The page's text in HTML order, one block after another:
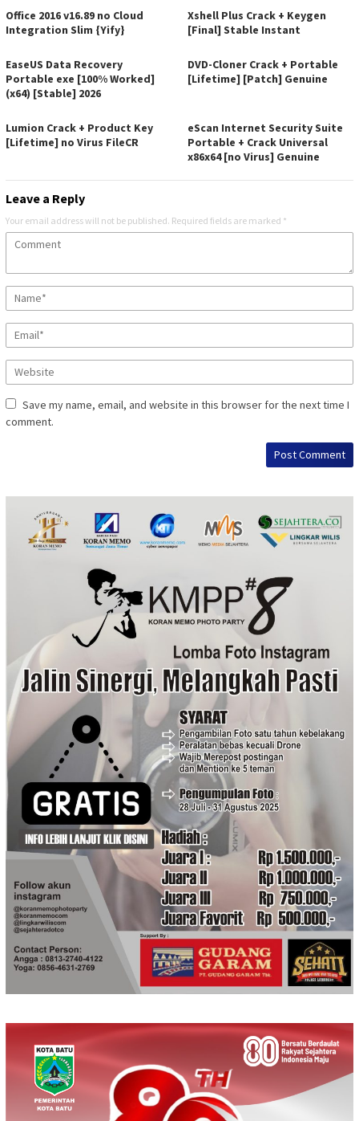
Office 2016 v16.89 no Cloud
Integration Slim {Yify}
Xshell Plus Crack + Keygen
[Final] Stable Instant
EaseUS Data Recovery
Portable exe [100% Worked]
(x64) [Stable] 2026
DVD-Cloner Crack + Portable
[Lifetime] [Patch] Genuine
Lumion Crack + Product Key
[Lifetime] no Virus FileCR
eScan Internet Security Suite
Portable + Crack Universal
x86x64 [no Virus] Genuine
Leave a Reply
Your email address will not be published. Required fields are marked *
Save my name, email, and website in this browser for the next time I
comment.